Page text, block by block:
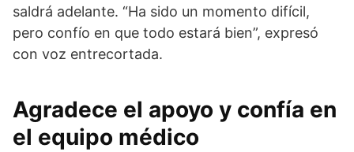
saldrá adelante. “Ha sido un momento difícil,
pero confío en que todo estará bien”, expresó
con voz entrecortada.
Agradece el apoyo y confía en
el equipo médico